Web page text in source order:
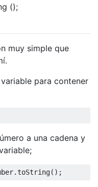
();
muy simple que
para contener
a una cadena y
.toString();